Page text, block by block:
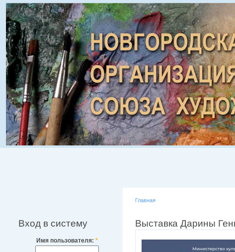
Вход в систему
Имя пользователя: *
Главная
Выставка Дарины